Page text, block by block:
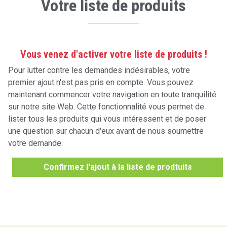
Votre liste de produits
Vous venez d'activer votre liste de produits !
Pour lutter contre les demandes indésirables, votre
premier ajout n'est pas pris en compte. Vous pouvez
maintenant commencer votre navigation en toute tranquilité
sur notre site Web. Cette fonctionnalité vous permet de
lister tous les produits qui vous intéressent et de poser
une question sur chacun d'eux avant de nous soumettre
votre demande.
Confirmez l'ajout à la liste de prodtuits